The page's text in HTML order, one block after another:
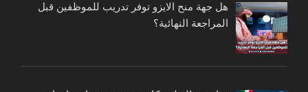
هل جهة منح الايزو توفر تدريب للموظفين قبل
المراجعة النهائية؟